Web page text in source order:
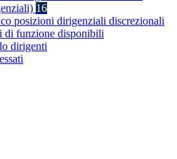
16
posizioni dirigenziali discrezionali
di funzione disponibili
dirigenti